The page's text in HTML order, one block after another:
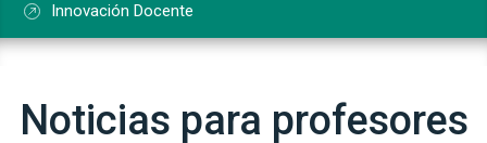
Innovación Docente
Noticias para profesores